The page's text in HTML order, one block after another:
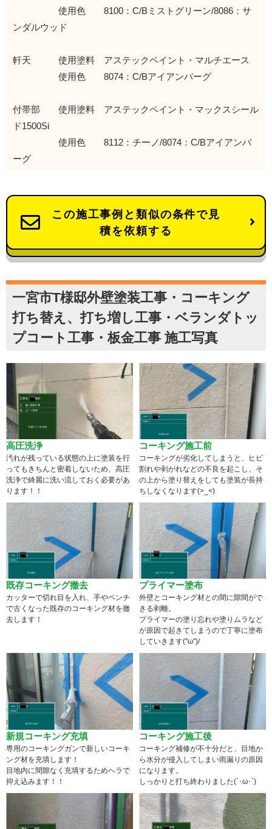
使用色 8100：C/Bミストグリーン/8086：サ
ンダルウッド
軒天 使用塗料 アステックペイント・マルチエース
使用色 8074：C/Bアイアンバーグ
付帯部 使用塗料 アステックペイント・マックスシール
ド1500Si
使用色 8112：チーノ/8074：C/Bアイアンバ
ーグ
この施工事例と類似の条件で見
積を依頼する
一宮市T様邸外壁塗装工事・コーキング
打ち替え、打ち増し工事・ベランダトッ
プコート工事・板金工事 施工写真
高圧洗浄
汚れが残っている状態の上に塗装を行
ってもきちんと密着しないため、高圧
洗浄で綺麗に洗い流しておく必要があ
ります！！
コーキング施工前
コーキングが劣化してしまうと、ヒビ
割れや剥がれなどの不良を起こし、そ
の上から塗り替えをしても塗装が長持
ちしなくなります(>_<)
既存コーキング撤去
カッターで切れ目を入れ、手やペンチ
で古くなった既存のコーキング材を撤
去します！
プライマー塗布
外壁とコーキング材との間に隙間がで
きる剥離。
プライマーの塗り忘れや塗りムラなど
が原因で起きてしまうので丁寧に塗布
していきます(''ω'')/
新規コーキング充填
専用のコーキングガンで新しいコーキ
ング材を充填します！
目地内に間隙なく充填するためヘラで
抑え込みます！！
コーキング施工後
コーキング補修が不十分だと、目地か
ら水分が侵入してしまい雨漏りの原因
になります。
しっかりと打ち終わりました(`･ω･´)